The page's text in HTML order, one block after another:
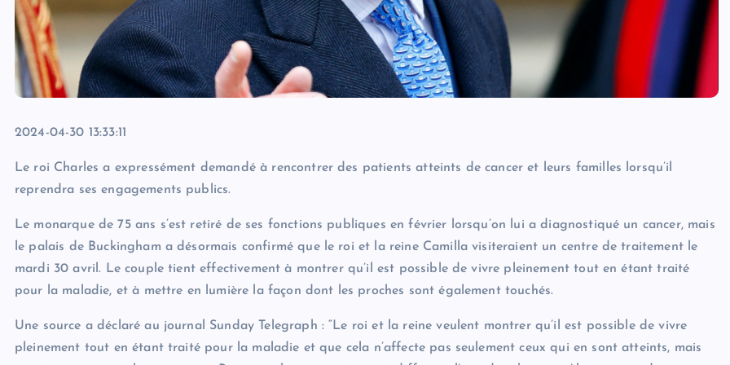
2024-04-30 13:33:11
Le roi Charles a expressément demandé à rencontrer des patients atteints de cancer et leurs familles lorsqu’il
reprendra ses engagements publics.
Le monarque de 75 ans s’est retiré de ses fonctions publiques en février lorsqu’on lui a diagnostiqué un cancer, mais
le palais de Buckingham a désormais confirmé que le roi et la reine Camilla visiteraient un centre de traitement le
mardi 30 avril. Le couple tient effectivement à montrer qu’il est possible de vivre pleinement tout en étant traité
pour la maladie, et à mettre en lumière la façon dont les proches sont également touchés.
Une source a déclaré au journal Sunday Telegraph : “Le roi et la reine veulent montrer qu’il est possible de vivre
pleinement tout en étant traité pour la maladie et que cela n’affecte pas seulement ceux qui en sont atteints, mais